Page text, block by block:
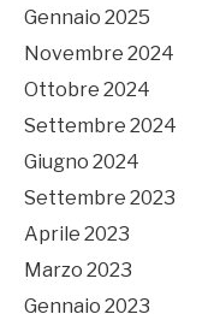
Gennaio 2025
Novembre 2024
Ottobre 2024
Settembre 2024
Giugno 2024
Settembre 2023
Aprile 2023
Marzo 2023
Gennaio 2023